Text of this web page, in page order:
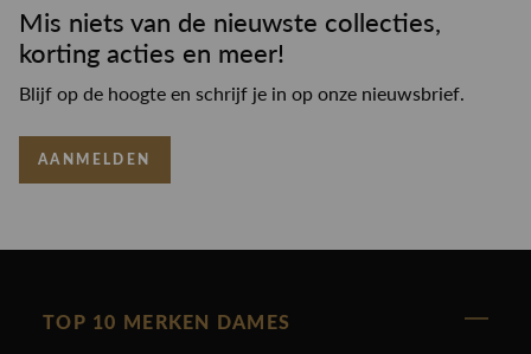
Mis niets van de nieuwste collecties,
korting acties en meer!
Blijf op de hoogte en schrijf je in op onze nieuwsbrief.
AANMELDEN
TOP 10 MERKEN DAMES